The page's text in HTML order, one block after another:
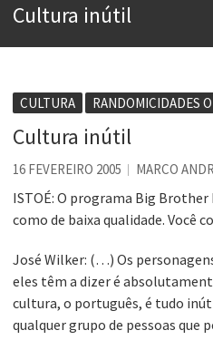
A construção da urbanidade
Aprender a fracassar é o segredo
Contardo Calligaris prega o
Esse tal de Rock Gaúcho
Cultura inútil
CULTURA RANDOMICIDADES
Cultura inútil
16 FEVEREIRO 2005 MARCO
ISTOÉ: O programa Big
como de baixa qualidade. Você
José Wilker: (…) Os
eles têm a dizer é
cultura, o português, é tudo
qualquer grupo de pessoas que